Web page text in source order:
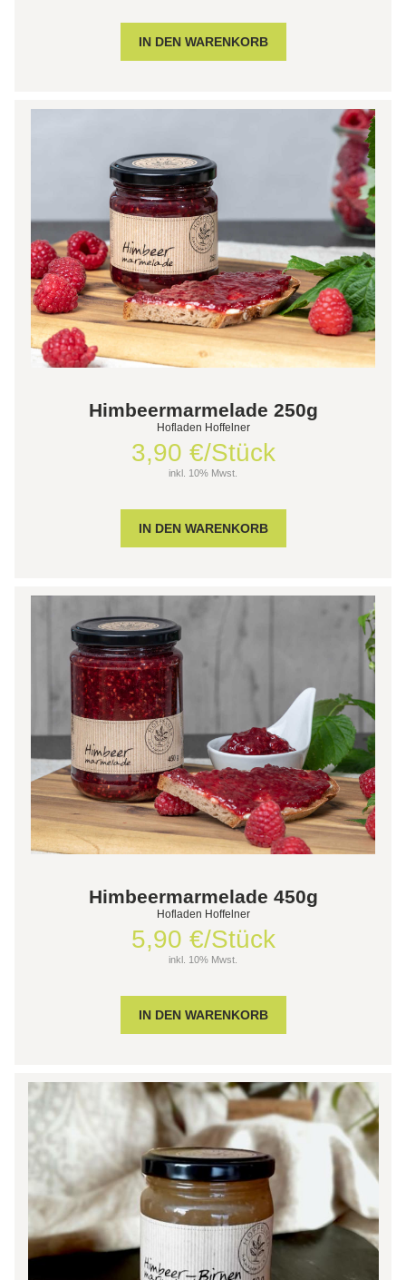
Himbeermarmelade 250g
Hofladen Hoffelner
3,90 €/Stück
inkl. 10% Mwst.
Himbeermarmelade 450g
Hofladen Hoffelner
5,90 €/Stück
inkl. 10% Mwst.